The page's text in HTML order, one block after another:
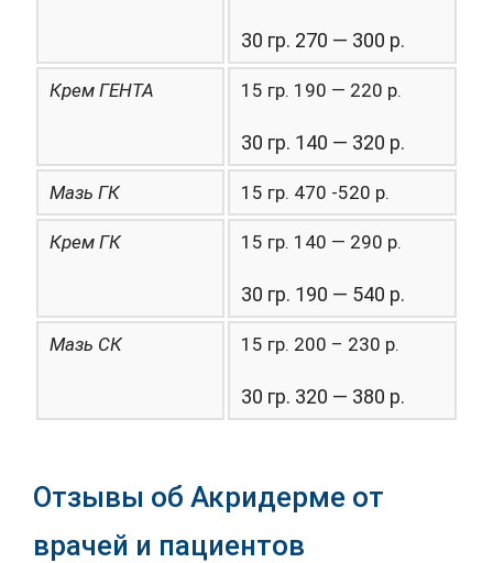
30 гр. 270 — 300 р.
Крем ГЕНТА 15 гр. 190 — 220 р.
30 гр. 140 — 320 р.
Мазь ГК 15 гр. 470 -520 р.
Крем ГК 15 гр. 140 — 290 р.
30 гр. 190 — 540 р.
Мазь СК 15 гр. 200 – 230 р.
30 гр. 320 — 380 р.
Отзывы об Акридерме от
врачей и пациентов